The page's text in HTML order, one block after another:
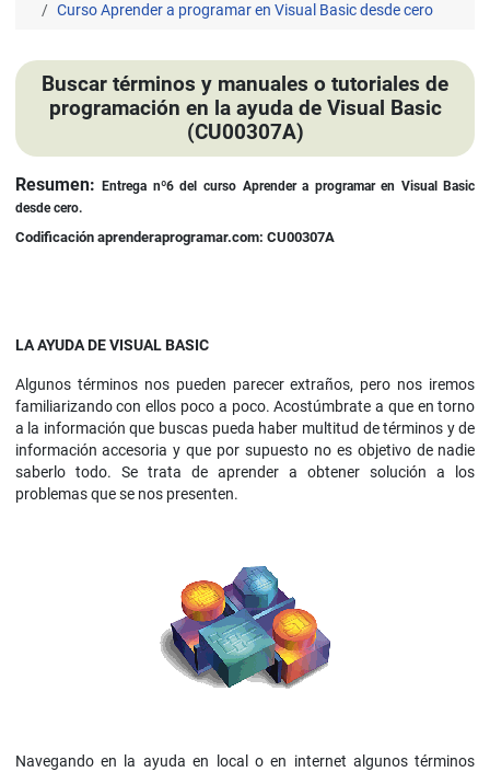
Curso Aprender a programar en Visual Basic desde cero
Buscar términos y manuales o tutoriales de
programación en la ayuda de Visual Basic
(CU00307A)
Detalles
Resumen:Entrega nº6 del curso Aprender a programar en Visual Basic
desde cero.
Codificación aprenderaprogramar.com: CU00307A
LA AYUDA DE VISUAL BASIC
Algunos términos nos pueden parecer extraños, pero nos iremos
familiarizando con ellos poco a poco. Acostúmbrate a que en torno
a la información que buscas pueda haber multitud de términos y de
información accesoria y que por supuesto no es objetivo de nadie
saberlo todo. Se trata de aprender a obtener solución a los
problemas que se nos presenten.
Navegando en la ayuda en local o en internet algunos términos